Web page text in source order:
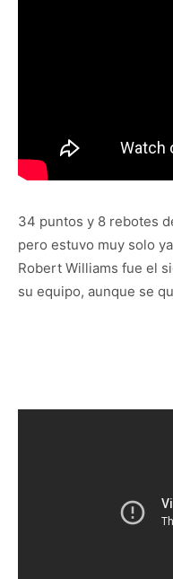
34 puntos y 8 rebotes
pero estuvo muy solo
Robert Williams fue el
su equipo, aunque se